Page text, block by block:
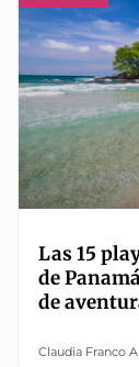
Las 15
de
de
Claudia Franco